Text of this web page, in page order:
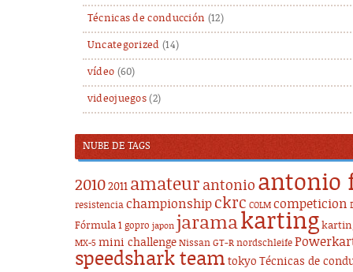
Técnicas de conducción (12)
Uncategorized (14)
vídeo (60)
videojuegos (2)
NUBE DE TAGS
20102011 amateur antonio antonio
resistencia championship ckrc COLM competicion
Fórmula 1 gopro japon jaramakarting
MX-5 mini challenge Nissan GT-R nordschleife
speedshark team tokyo Técnicas de